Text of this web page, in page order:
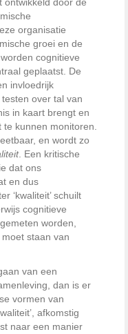
organisatie
groei en de
cognitieve
geplaatst. De
invloedrijk
over tal van
in kaart brengt en
kunnen monitoren.
en wordt zo
. Een kritische
dat ons
en dus
‘kwaliteit’ schuilt
cognitieve
worden,
staan van
van een
dan is er
vormen van
afkomstig
naar een manier